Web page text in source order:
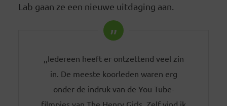
Lab gaan ze een nieuwe uitdaging aan.
,,Iedereen heeft er ontzettend veel zin
in. De meeste koorleden waren erg
onder de indruk van de You Tube-
filmpjes van The Henry Girls. Zelf vind ik